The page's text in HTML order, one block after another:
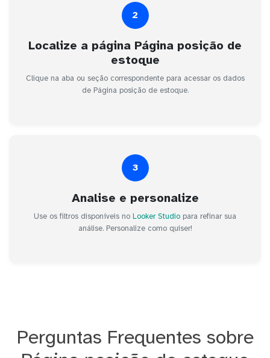
2
Localize a página Página posição de
estoque
Clique na aba ou seção correspondente para acessar os dados
de Página posição de estoque.
3
Analise e personalize
Use os filtros disponíveis no Looker Studio para refinar sua
análise. Personalize como quiser!
Perguntas Frequentes sobre